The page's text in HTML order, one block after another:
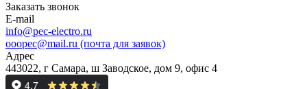
Заказать звонок
E-mail
info@pec-electro.ru
ooopec@mail.ru (почта для заявок)
Адрес
443022, г Самара, ш Заводское, дом 9, офис 4